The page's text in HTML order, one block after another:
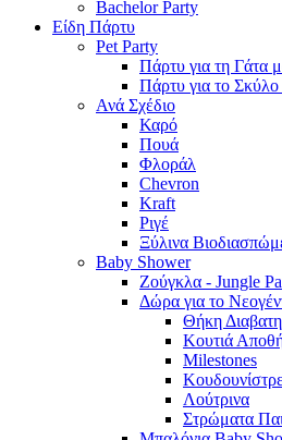
Bachelor Party
Είδη Πάρτυ
Pet Party
Πάρτυ για τη Γάτα
Πάρτυ για το
Ανά Σχέδιο
Καρό
Πουά
Φλοράλ
Chevron
Kraft
Ριγέ
Ξύλινα
Baby Shower
Ζούγκλα - Jungle
Δώρα για το
Θήκη
Κουτιά
Milestones
Λούτρινα
Στρώματα